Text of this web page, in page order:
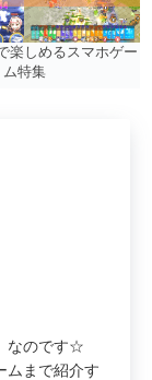
楽しめるスマホゲー
ム特集
なのです☆
ムまで紹介す